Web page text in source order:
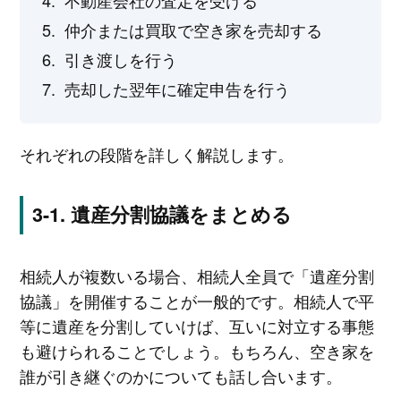
仲介または買取で空き家を売却する
引き渡しを行う
売却した翌年に確定申告を行う
それぞれの段階を詳しく解説します。
遺産分割協議をまとめる
相続人が複数いる場合、相続人全員で「遺産分割
協議」を開催することが一般的です。相続人で平
等に遺産を分割していけば、互いに対立する事態
も避けられることでしょう。もちろん、空き家を
誰が引き継ぐのかについても話し合います。